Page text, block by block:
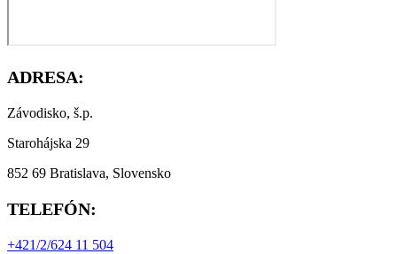
ADRESA:
Závodisko, š.p.
Starohájska 29
852 69 Bratislava, Slovensko
TELEFÓN:
+421/2/624 11 504